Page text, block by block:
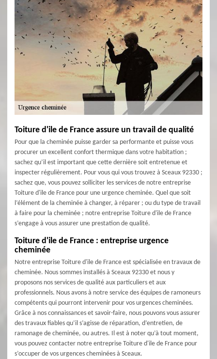
Toiture d'ile de France assure un travail de qualité
Pour que la cheminée puisse garder sa performante et puisse vous
procurer un excellent confort thermique dans votre habitation ;
sachez qu’il est important que cette dernière soit entretenue et
inspecter régulièrement. Pour vous qui vous trouvez à Sceaux 92330 ;
sachez que, vous pouvez solliciter les services de notre entreprise
Toiture d'ile de France pour une urgence cheminée. Quel que soit
l’élément de la cheminée à changer, à réparer ; ou du type de travail
à faire pour la cheminée ; notre entreprise Toiture d'ile de France
s’engage à vous assurer une prestation de qualité.
Toiture d'ile de France : entreprise urgence
cheminée
Notre entreprise Toiture d'ile de France est spécialisée en travaux de
cheminée. Nous sommes installés à Sceaux 92330 et nous y
proposons nos services de qualité aux particuliers et aux
professionnels. Nous avons à notre service des équipes de ramoneurs
compétents qui pourront intervenir pour vos urgences cheminées.
Grâce à nos connaissances et savoir-faire, nous pouvons vous assurer
des travaux fiables qu’il s’agisse de réparation, d’entretien, de
ramonage de cheminée, ou autres. Il est à noter qu’à tout moment,
vous pouvez contacter notre entreprise Toiture d'ile de France pour
s’occuper de vos urgences cheminées à Sceaux.